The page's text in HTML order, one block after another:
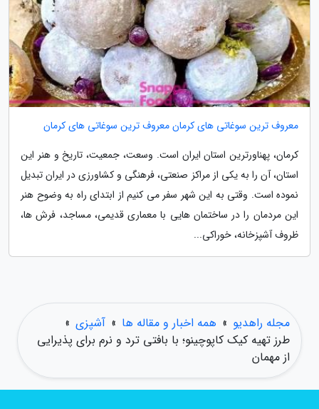
معروف ترین سوغاتی های کرمان معروف ترین سوغاتی های کرمان
کرمان، پهناورترین استان ایران است. وسعت، جمعیت، تاریخ و هنر این
استان، آن را به یکی از مراکز صنعتی، فرهنگی و کشاورزی در ایران تبدیل
نموده است. وقتی به این شهر سفر می کنیم از ابتدای راه به وضوح هنر
این مردمان را در ساختمان هایی با معماری قدیمی، مساجد، فرش ها،
ظروف آشپزخانه، خوراکی...
مجله راهدیو » همه اخبار و مقاله ها » آشپزی »
طرز تهیه کیک کاپوچینو؛ با بافتی ترد و نرم برای پذیرایی
از مهمان